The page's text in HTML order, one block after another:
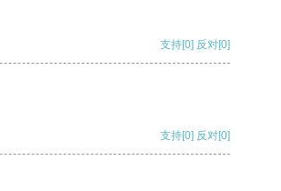
支持[0] 反对[0]
支持[0] 反对[0]